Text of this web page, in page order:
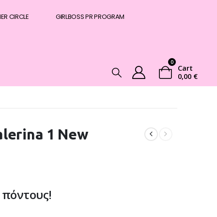
CIRCLE GIRLBOSS PR PROGRAM
0
Cart
0,00 €
1 New